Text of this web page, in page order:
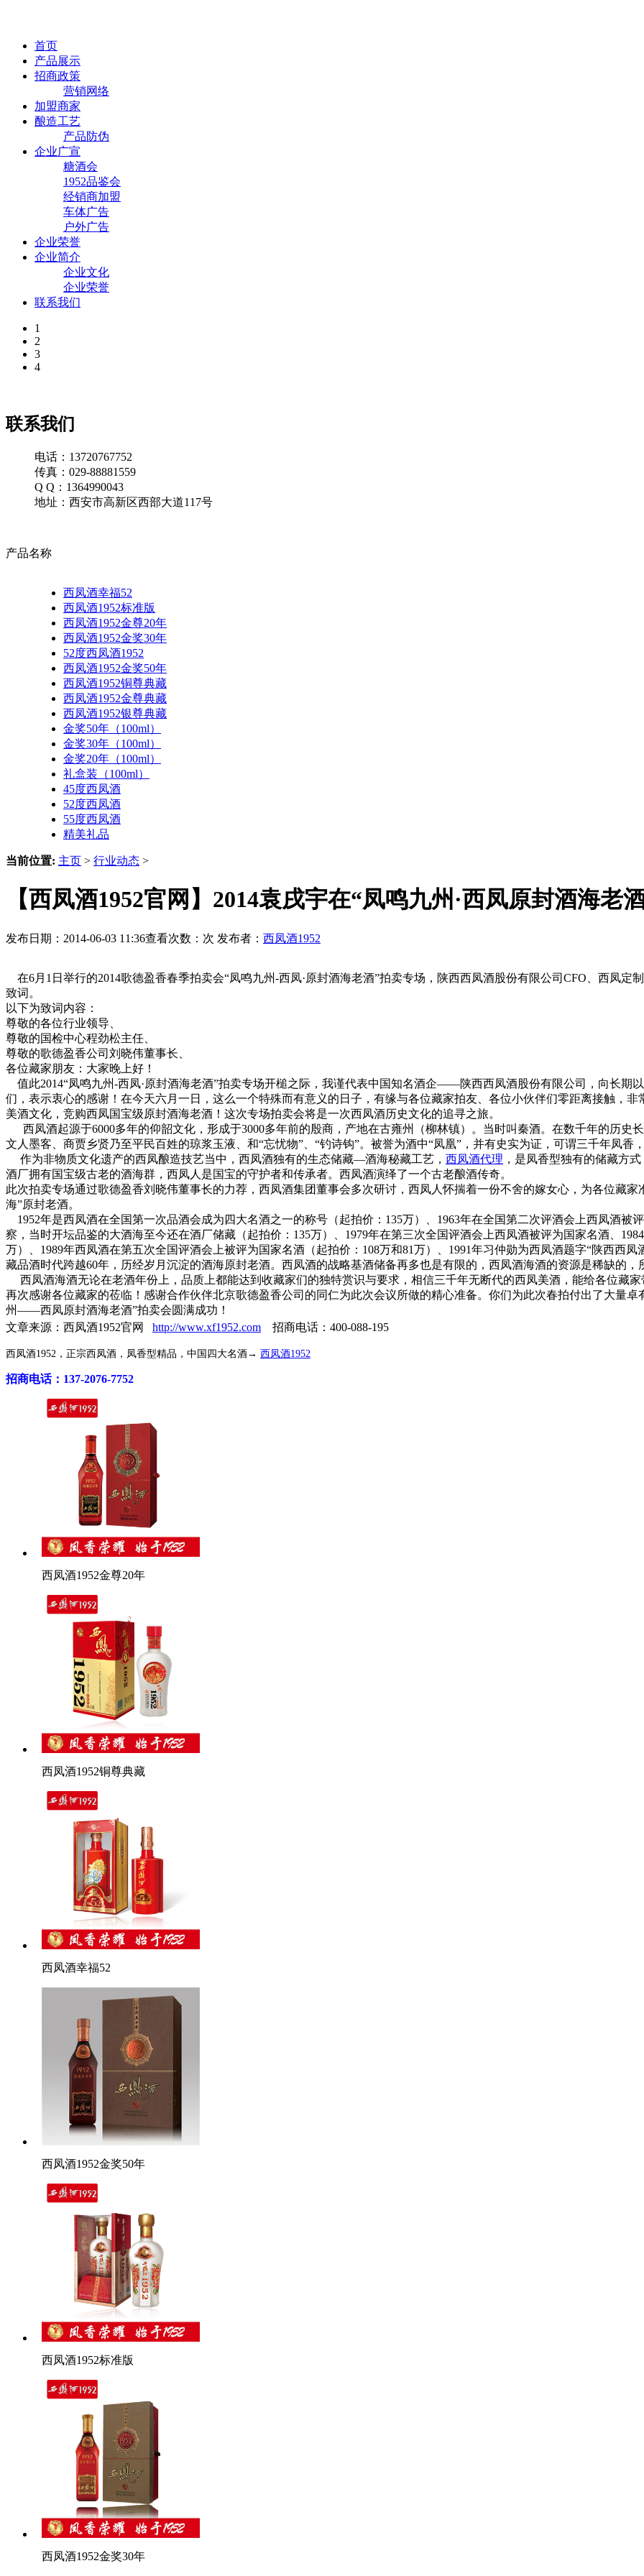
首页
产品展示
招商政策
营销网络
加盟商家
酿造工艺
产品防伪
企业广宣
糖酒会
1952品鉴会
经销商加盟
车体广告
户外广告
企业荣誉
企业简介
企业文化
企业荣誉
联系我们
1
2
3
4
联系我们
电话：13720767752
传真：029-88881559
Q Q：1364990043
地址：西安市高新区西部大道117号
产品名称
西凤酒幸福52
西凤酒1952标准版
西凤酒1952金尊20年
西凤酒1952金奖30年
52度西凤酒1952
西凤酒1952金奖50年
西凤酒1952铜尊典藏
西凤酒1952金尊典藏
西凤酒1952银尊典藏
金奖50年（100ml）
金奖30年（100ml）
金奖20年（100ml）
礼盒装（100ml）
45度西凤酒
52度西凤酒
55度西凤酒
精美礼品
当前位置: 主页 > 行业动态 >
【西凤酒1952官网】2014袁戌宇在“凤鸣九州·西凤原封酒海老
发布日期：2014-06-03 11:36查看次数： 次 发布者： 西凤酒1952
在6月1日举行的2014歌德盈香春季拍卖会“凤鸣九州-西凤·原封酒海老酒”拍卖专场，陕西西凤酒股份有限公司CFO、西凤定
致词。
以下为致词内容：
尊敬的各位行业领导、
尊敬的国检中心程劲松主任、
尊敬的歌德盈香公司刘晓伟董事长、
各位藏家朋友：大家晚上好！
值此2014“凤鸣九州-西凤·原封酒海老酒”拍卖专场开槌之际，我谨代表中国知名酒企——陕西西凤酒股份有限公司，向长期
们，表示衷心的感谢！ 在今天六月一日，这么一个特殊而有意义的日子，有缘与各位藏家拍友、各位小伙伴们零距离接触，
美酒文化，竞购西凤国宝级原封酒海老酒！ 这次专场拍卖会将是一次西凤酒历史文化的追寻之旅。
西凤酒起源于6000多年的仰韶文化，形成于3000多年前的殷商，产地在古雍州（柳林镇）。当时叫秦酒。在数千年的历史
文人墨客、商贾乡贤乃至平民百姓的琼浆玉液、和“忘忧物”、“钓诗钩”。被誉为酒中“凤凰”，并有史实为证，可谓三千年凤香
作为非物质文化遗产的西凤酿造技艺当中，西凤酒独有的生态储藏—酒海秘藏工艺， 西凤酒代理 ，是凤香型独有的储藏方
酒厂拥有国宝级古老的酒海群，西凤人是国宝的守护者和传承者。西凤酒演绎了一个古老酿酒传奇。
此次拍卖专场通过歌德盈香刘晓伟董事长的力荐，西凤酒集团董事会多次研讨，西凤人怀揣着一份不舍的嫁女心，为各位藏家
海”原封老酒。
1952年是西凤酒在全国第一次品酒会成为四大名酒之一的称号（起拍价：135万）、1963年在全国第二次评酒会上西凤酒被
察，当时开坛品鉴的大酒海至今还在酒厂储藏（起拍价：135万）、1979年在第三次全国评酒会上西凤酒被评为国家名酒、
万）、1989年西凤酒在第五次全国评酒会上被评为国家名酒（起拍价：108万和81万）、1991年习仲勋为西凤酒题字“陕西西凤
藏品酒时代跨越60年，历经岁月沉淀的酒海原封老酒。西凤酒的战略基酒储备再多也是有限的，西凤酒海酒的资源是稀缺的
西凤酒海酒无论在老酒年份上，品质上都能达到收藏家们的独特赏识与要求，相信三千年无断代的西凤美酒，能给各位藏
再次感谢各位藏家的莅临！感谢合作伙伴北京歌德盈香公司的同仁为此次会议所做的精心准备。你们为此次春拍付出了大量
州——西凤原封酒海老酒”拍卖会圆满成功！
文章来源：西凤酒1952官网 http://www.xf1952.com 招商电话：400-088-195
西凤酒1952，正宗西凤酒，凤香型精品，中国四大名酒→ 西凤酒1952
招商电话：137-2076-7752
西凤酒1952金尊20年
西凤酒1952铜尊典藏
西凤酒幸福52
西凤酒1952金奖50年
西凤酒1952标准版
西凤酒1952金奖30年